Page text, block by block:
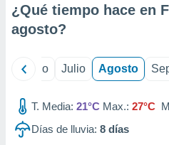
¿Qué tiempo hace en
agosto?
Junio Julio Agosto
T. Media: 21°C Max.: 27°C
Días de lluvia: 8 días